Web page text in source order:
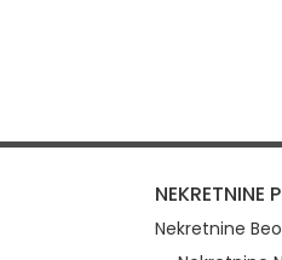
NEKRETNINE
Nekretnine